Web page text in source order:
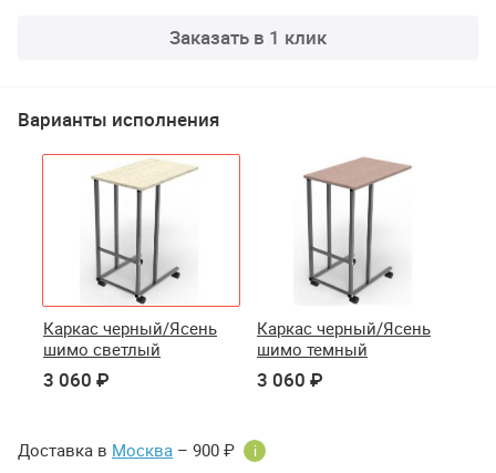
Заказать в 1 клик
Варианты исполнения
Каркас черный/Ясень
шимо светлый
3 060 ₽
Каркас черный/Ясень
шимо темный
3 060 ₽
Доставка в Москва – 900 ₽ i